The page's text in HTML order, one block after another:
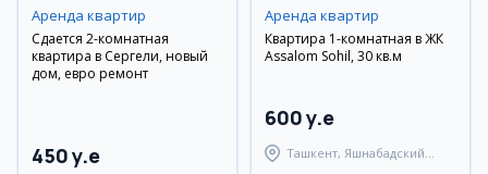
Аренда квартир
Сдается 2-комнатная
квартира в Сергели, новый
дом, евро ремонт
450 y.e
Аренда квартир
Квартира 1-комнатная в ЖК
Assalom Sohil, 30 кв.м
600 y.e
Ташкент, Яшнабадский